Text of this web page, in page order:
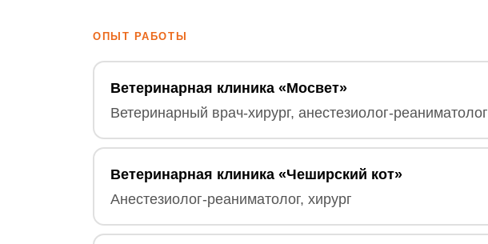
ОПЫТ РАБОТЫ
Ветеринарная клиника «Мосвет»
Ветеринарный врач-хирург, анестезиолог-реаниматолог
Ветеринарная клиника «Чеширский кот»
Анестезиолог-реаниматолог, хирург